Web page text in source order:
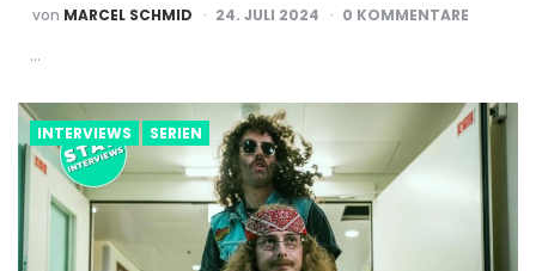
POSTED
BY
von MARCEL SCHMID 24. JULI 2024 0 KOMMENTARE
…
INTERVIEWS SERIEN